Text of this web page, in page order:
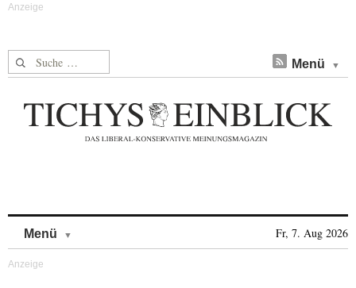
Suche nach: Menü
Menü Fr, 7. Aug 2026